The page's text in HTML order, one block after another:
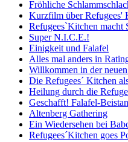
Fröhliche
Kurzfilm über Refugees'
Refugees`Kitchen macht
Super N.I.C.E.!
Einigkeit und Falafel
Alles mal anders in
Willkommen in der
Die Refugees´ Kitchen
Heilung durch die
Geschafft! Falafel-
Altenberg Gathering
Ein Wiedersehen bei
Refugees´Kitchen goes